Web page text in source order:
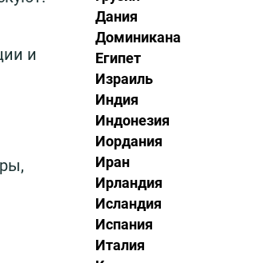
и
Дания
Доминикана
Египет
Израиль
Индия
Индонезия
Иордания
Иран
Ирландия
Исландия
Испания
Италия